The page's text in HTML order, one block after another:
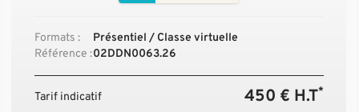
Formats :
Présentiel / Classe virtuelle
Référence :02DDN0063.26
Tarif indicatif 450 € H.T*